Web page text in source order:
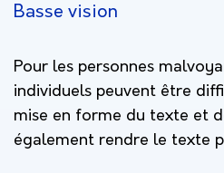
Basse vision
Pour les personnes
individuels peuvent être
mise en forme du texte et
également rendre le texte